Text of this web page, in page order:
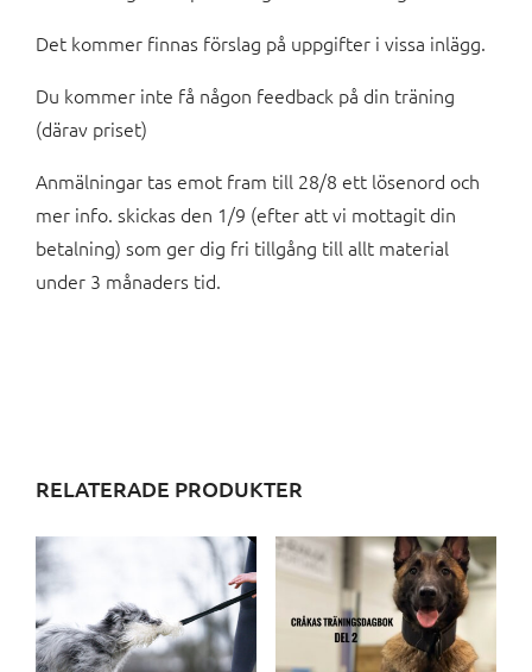
Det kommer finnas förslag på uppgifter i vissa inlägg.
Du kommer inte få någon feedback på din träning
(därav priset)
Anmälningar tas emot fram till 28/8 ett lösenord och
mer info. skickas den 1/9 (efter att vi mottagit din
betalning) som ger dig fri tillgång till allt material
under 3 månaders tid.
RELATERADE PRODUKTER